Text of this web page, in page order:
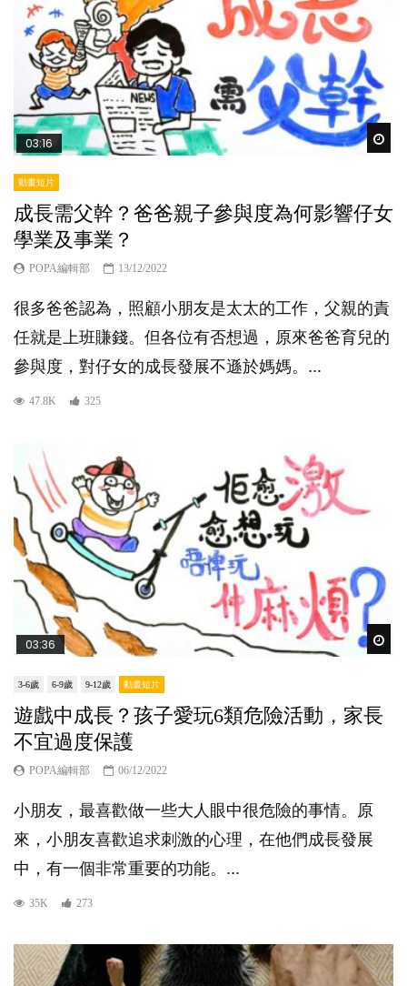
03:16
動畫短片
成長需父幹？爸爸親子參與度為何影響仔女
學業及事業？
POPA編輯部 13/12/2022
很多爸爸認為，照顧小朋友是太太的工作，父親的責
任就是上班賺錢。但各位有否想過，原來爸爸育兒的
參與度，對仔女的成長發展不遜於媽媽。...
47.8K 325
03:36
3-6歲 6-9歲 9-12歲 動畫短片
遊戲中成長？孩子愛玩6類危險活動，家長
不宜過度保護
POPA編輯部 06/12/2022
小朋友，最喜歡做一些大人眼中很危險的事情。原
來，小朋友喜歡追求刺激的心理，在他們成長發展
中，有一個非常重要的功能。...
35K 273